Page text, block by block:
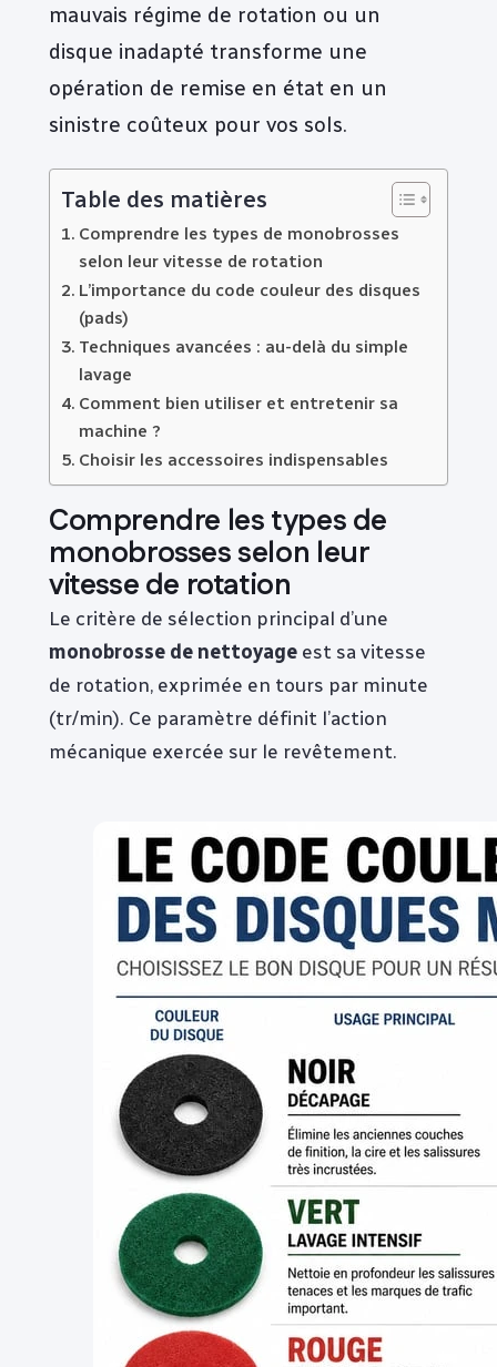
mauvais régime de rotation ou un
disque inadapté transforme une
opération de remise en état en un
sinistre coûteux pour vos sols.
Table des matières
Comprendre les types de monobrosses
selon leur vitesse de rotation
L’importance du code couleur des disques
(pads)
Techniques avancées : au-delà du simple
lavage
Comment bien utiliser et entretenir sa
machine ?
Choisir les accessoires indispensables
Comprendre les types de
monobrosses selon leur
vitesse de rotation
Le critère de sélection principal d’une
monobrosse de nettoyage est sa vitesse
de rotation, exprimée en tours par minute
(tr/min). Ce paramètre définit l’action
mécanique exercée sur le revêtement.